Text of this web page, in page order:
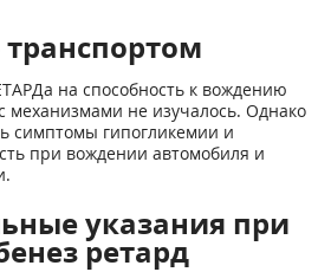
на способность к вождению
механизмами не изучалось. Однако
симптомы гипогликемии и
при вождении автомобиля и
указания при
ретард